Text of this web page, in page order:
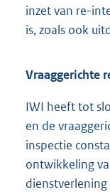
inzet van re-
is, zoals ook
Vraaggerichte
IWI heeft tot
en de
inspectie
ontwikkeling